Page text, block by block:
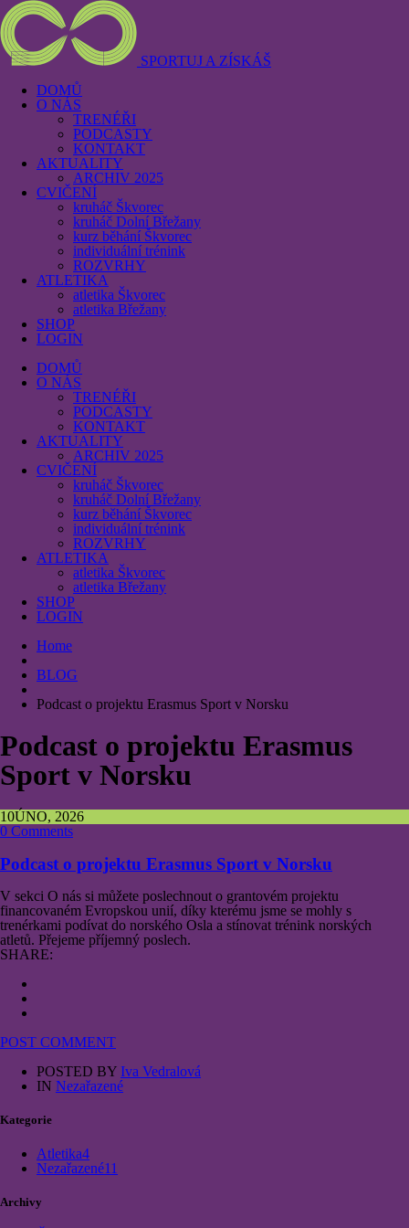
SPORTUJ A ZÍSKÁŠ
DOMŮ
O NÁS
TRENÉŘI
PODCASTY
KONTAKT
AKTUALITY
ARCHIV 2025
CVIČENÍ
kruháč Škvorec
kruháč Dolní Břežany
kurz běhání Škvorec
individuální trénink
ROZVRHY
ATLETIKA
atletika Škvorec
atletika Břežany
SHOP
LOGIN
DOMŮ
O NÁS
TRENÉŘI
PODCASTY
KONTAKT
AKTUALITY
ARCHIV 2025
CVIČENÍ
kruháč Škvorec
kruháč Dolní Břežany
kurz běhání Škvorec
individuální trénink
ROZVRHY
ATLETIKA
atletika Škvorec
atletika Břežany
SHOP
LOGIN
Home
BLOG
Podcast o projektu Erasmus Sport v Norsku
Podcast o projektu Erasmus
Sport v Norsku
10ÚNO, 2026
0 Comments
Podcast o projektu Erasmus Sport v Norsku
V sekci O nás si můžete poslechnout o grantovém projektu
financovaném Evropskou unií, díky kterému jsme se mohly s
trenérkami podívat do norského Osla a stínovat trénink norských
atletů. Přejeme příjemný poslech.
SHARE:
POST COMMENT
POSTED BY Iva Vedralová
IN Nezařazené
Kategorie
Atletika4
Nezařazené11
Archivy